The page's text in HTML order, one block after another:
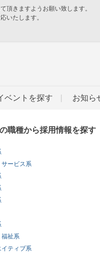
頂きますようお願い致します。
いたします。
ベントを探す お知ら
職種から採用情報を探す
サービス系
福祉系
イティブ系